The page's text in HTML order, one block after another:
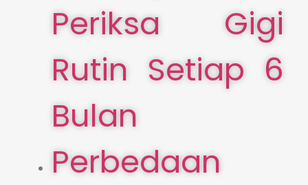
Periksa Gigi
Rutin Setiap 6
Bulan
Perbedaan